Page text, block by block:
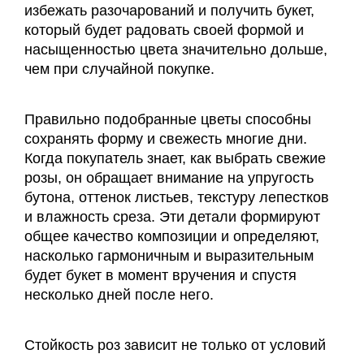
избежать разочарований и получить букет,
который будет радовать своей формой и
насыщенностью цвета значительно дольше,
чем при случайной покупке.
Правильно подобранные цветы способны
сохранять форму и свежесть многие дни.
Когда покупатель знает, как выбрать свежие
розы, он обращает внимание на упругость
бутона, оттенок листьев, текстуру лепестков
и влажность среза. Эти детали формируют
общее качество композиции и определяют,
насколько гармоничным и выразительным
будет букет в момент вручения и спустя
несколько дней после него.
Стойкость роз зависит не только от условий